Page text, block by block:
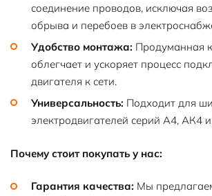
соединение проводов, исключая
обрыва и перебоев в
Удобство монтажа: Продуманная
облегчает и ускоряет процесс
двигателя к сети.
Универсальность: Подходит для
электродвигателей серий А4, АК4
Почему стоит покупать у нас:
Гарантия качества: Мы